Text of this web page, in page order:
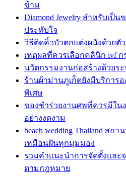
ข้าม
Diamond Jewelry สำหรับเป็
ประทับใจ
วิธีติดคิ้วบัวตกแต่งผนังด้วยตั
เหตุผลที่ควรเลือกคลินิก ivf ก
นวัตกรรมงานก่อสร้างด้วยระบ
ร้านผ้าม่านภูเก็ตยังมีบริการ
พิเศษ
ของชำร่วยงานศพที่ควรมีใน
อย่างงดงาม
beach wedding Thailand สถ
เหมือนฝันทุกมุมมอง
รวมคำแนะนำการจัดตั้งและ
ตามกฎหมาย